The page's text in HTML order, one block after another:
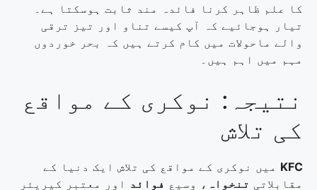
کا علم ظاہر کرنا فائدہ مند ثابت ہوسکتا ہے۔
تیار ہوجائیے کہ آپ کیسے تناو اور تیز ترقی
والے ماحولات میں کام کرتے ہیں کہ بحر خوردوں
مہم میں اہم ہیں۔
نتیجہ: نوکری کے مواقع
کی تلاش
KFC میں نوکری کے مواقع کی تلاش ایک دنیا کے
مقابلاتی تنخواہ ، وسیع فوائد اور معتبر کیریئر